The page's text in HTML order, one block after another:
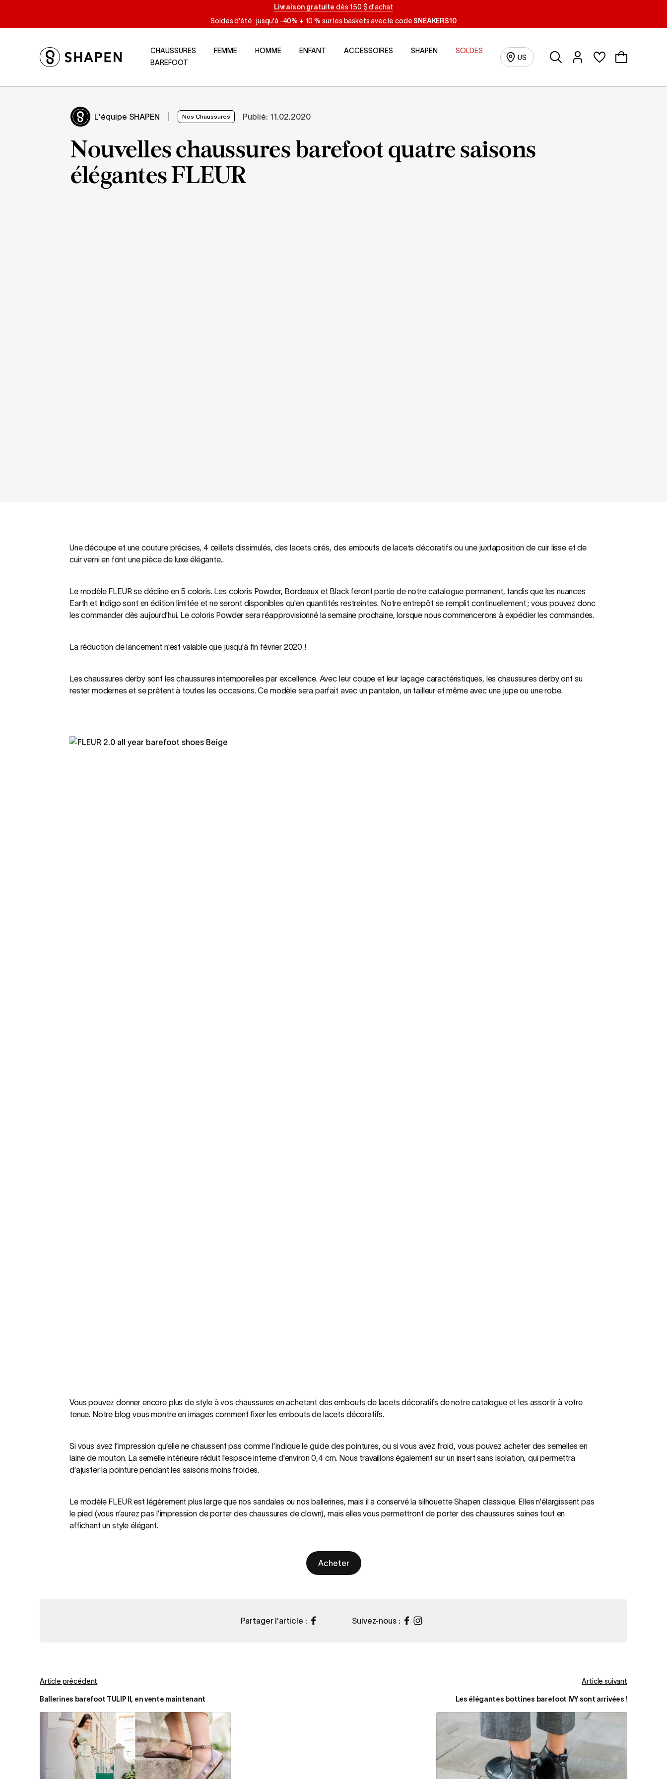
Livraison gratuite dès 150 $ d'achat
Soldes d'été : jusqu'à -40% + 10 % sur les baskets avec le codeSNEAKERS10
CHAUSSURES
BAREFOOT
FEMME HOMME ENFANT ACCESSOIRES SHAPEN
SOLDES
US
RechercheConnexion/inscription
L'équipe SHAPEN Nos Chaussures Publié: 11.02.2020
Nouvelles chaussures barefoot quatre saisons
élégantes FLEUR
Une découpe et une couture précises, 4 œillets dissimulés, des lacets cirés, des embouts de lacets décoratifs ou une juxtaposition de cuir lisse et de
cuir verni en font une pièce de luxe élégante..
Le modèle FLEUR se décline en 5 coloris. Les coloris Powder, Bordeaux et Black feront partie de notre catalogue permanent, tandis que les nuances
Earth et Indigo sont en édition limitée et ne seront disponibles qu'en quantités restreintes. Notre entrepôt se remplit continuellement ; vous pouvez donc
les commander dès aujourd'hui. Le coloris Powder sera réapprovisionné la semaine prochaine, lorsque nous commencerons à expédier les commandes.
La réduction de lancement n'est valable que jusqu'à fin février 2020 !
Les chaussures derby sont les chaussures intemporelles par excellence. Avec leur coupe et leur laçage caractéristiques, les chaussures derby ont su
rester modernes et se prêtent à toutes les occasions. Ce modèle sera parfait avec un pantalon, un tailleur et même avec une jupe ou une robe.
Vous pouvez donner encore plus de style à vos chaussures en achetant des embouts de lacets décoratifs de notre catalogue et les assortir à votre
tenue. Notre blog vous montre en images comment fixer les embouts de lacets décoratifs.
Si vous avez l’impression qu’elle ne chaussent pas comme l’indique le guide des pointures, ou si vous avez froid, vous pouvez acheter des semelles en
laine de mouton. La semelle intérieure réduit l'espace interne d'environ 0,4 cm. Nous travaillons également sur un insert sans isolation, qui permettra
d’ajuster la pointure pendant les saisons moins froides.
Le modèle FLEUR est légèrement plus large que nos sandales ou nos ballerines, mais il a conservé la silhouette Shapen classique. Elles n'élargissent pas
le pied (vous n’aurez pas l’impression de porter des chaussures de clown), mais elles vous permettront de porter des chaussures saines tout en
affichant un style élégant.
Acheter
Partager l'article : Suivez-nous :
Article précédent
Ballerines barefoot TULIP II, en vente maintenant
Article suivant
Les élégantes bottines barefoot IVY sont arrivées !